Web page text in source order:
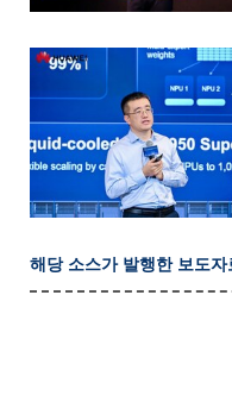
해당 소스가 발행한 보도